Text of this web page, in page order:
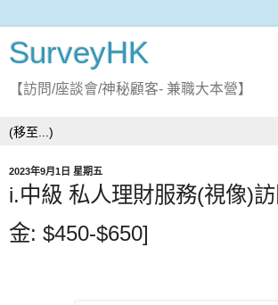
SurveyHK
【訪問/座談會/神秘顧客- 兼職大本營】
2023年9月1日 星期五
i.中級 私人理財服務(視像)
金: $450-$650]